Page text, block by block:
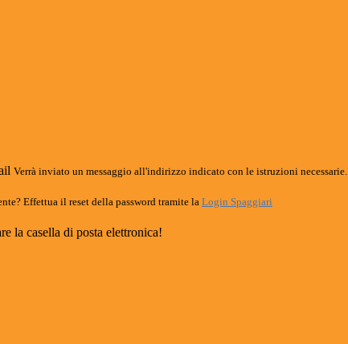
Verrà inviato un messaggio all'indirizzo indicato con le istruzioni necessarie.
Effettua il reset della password tramite la Login Spaggiari
la casella di posta elettronica!